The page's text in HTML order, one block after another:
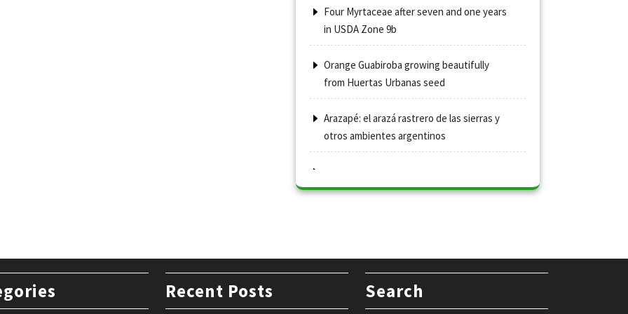
Four Myrtaceae after seven and one years
in USDA Zone 9b
Orange Guabiroba growing beautifully
from Huertas Urbanas seed
Arazapé: el arazá rastrero de las sierras y
otros ambientes argentinos
Recent Posts Search